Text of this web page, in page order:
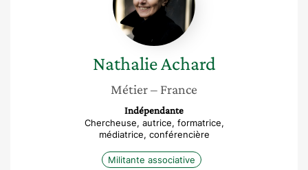
NathalieAchard
Métier– France
Indépendante
Chercheuse, autrice, formatrice,
médiatrice, conférencière
Militante associative